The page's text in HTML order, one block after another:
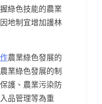
綠色技能的農業
地制宜增加護林
農業綠色發展的
業綠色發展的制
護、農業污染防
品管理等為重